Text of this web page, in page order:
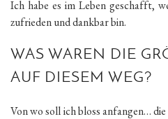
Ich habe es im Leben geschafft,
zufrieden und dankbar bin.
WAS WAREN DIE
AUF DIESEM WEG?
Von wo soll ich bloss anfangen…